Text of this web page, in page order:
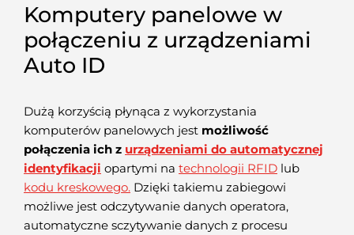
Komputery panelowe w
połączeniu z urządzeniami
Auto ID
Dużą korzyścią płynąca z wykorzystania
komputerów panelowych jest możliwość
połączenia ich z urządzeniami do automatycznej
identyfikacji opartymi na technologii RFID lub
kodu kreskowego. Dzięki takiemu zabiegowi
możliwe jest odczytywanie danych operatora,
automatyczne sczytywanie danych z procesu